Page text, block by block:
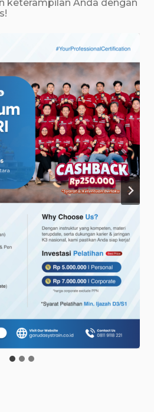
keterampilan Anda dengan